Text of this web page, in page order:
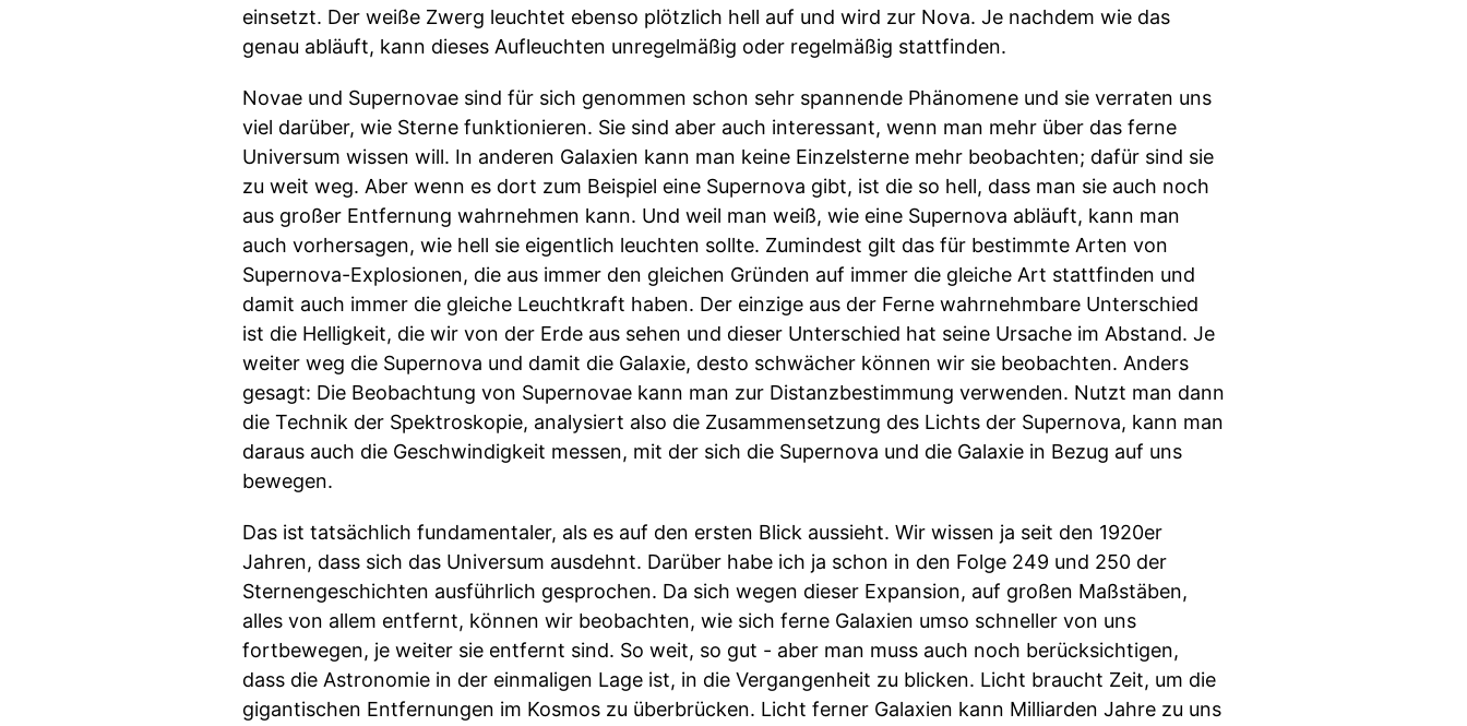
einsetzt. Der weiße Zwerg leuchtet ebenso plötzlich hell auf und wird zur Nova. Je nachdem wie das
genau abläuft, kann dieses Aufleuchten unregelmäßig oder regelmäßig stattfinden.
Novae und Supernovae sind für sich genommen schon sehr spannende Phänomene und sie verraten uns
viel darüber, wie Sterne funktionieren. Sie sind aber auch interessant, wenn man mehr über das ferne
Universum wissen will. In anderen Galaxien kann man keine Einzelsterne mehr beobachten; dafür sind sie
zu weit weg. Aber wenn es dort zum Beispiel eine Supernova gibt, ist die so hell, dass man sie auch noch
aus großer Entfernung wahrnehmen kann. Und weil man weiß, wie eine Supernova abläuft, kann man
auch vorhersagen, wie hell sie eigentlich leuchten sollte. Zumindest gilt das für bestimmte Arten von
Supernova-Explosionen, die aus immer den gleichen Gründen auf immer die gleiche Art stattfinden und
damit auch immer die gleiche Leuchtkraft haben. Der einzige aus der Ferne wahrnehmbare Unterschied
ist die Helligkeit, die wir von der Erde aus sehen und dieser Unterschied hat seine Ursache im Abstand. Je
weiter weg die Supernova und damit die Galaxie, desto schwächer können wir sie beobachten. Anders
gesagt: Die Beobachtung von Supernovae kann man zur Distanzbestimmung verwenden. Nutzt man dann
die Technik der Spektroskopie, analysiert also die Zusammensetzung des Lichts der Supernova, kann man
daraus auch die Geschwindigkeit messen, mit der sich die Supernova und die Galaxie in Bezug auf uns
bewegen.
Das ist tatsächlich fundamentaler, als es auf den ersten Blick aussieht. Wir wissen ja seit den 1920er
Jahren, dass sich das Universum ausdehnt. Darüber habe ich ja schon in den Folge 249 und 250 der
Sternengeschichten ausführlich gesprochen. Da sich wegen dieser Expansion, auf großen Maßstäben,
alles von allem entfernt, können wir beobachten, wie sich ferne Galaxien umso schneller von uns
fortbewegen, je weiter sie entfernt sind. So weit, so gut - aber man muss auch noch berücksichtigen,
dass die Astronomie in der einmaligen Lage ist, in die Vergangenheit zu blicken. Licht braucht Zeit, um die
gigantischen Entfernungen im Kosmos zu überbrücken. Licht ferner Galaxien kann Milliarden Jahre zu uns